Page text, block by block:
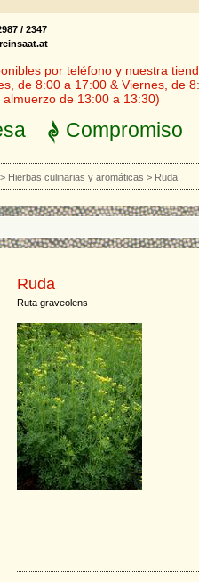
/ 2347
por teléfono y nuestra
de 8:00 a 17:00 & Viernes, de
de 13:00 a 13:30)
Compromiso
> Hierbas culinarias y aromáticas > Ruda
Ruda
Ruta graveolens